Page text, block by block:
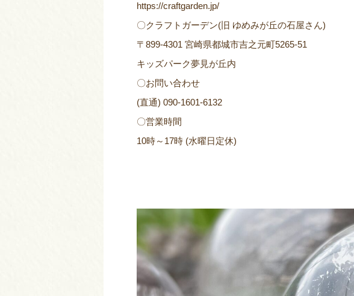
https://craftgarden.jp/
〇クラフトガーデン(旧 ゆめみが丘の石屋さん)
〒899-4301 宮崎県都城市吉之元町5265-51
キッズパーク夢見が丘内
〇お問い合わせ
(直通) 090-1601-6132
〇営業時間
10時～17時 (水曜日定休)